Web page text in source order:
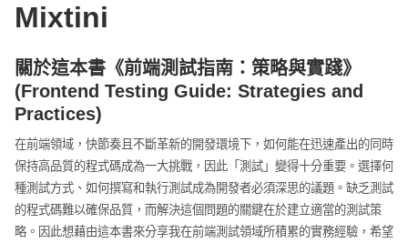
Mixtini
關於這本書《前端測試指南：策略與實踐》
(Frontend Testing Guide: Strategies and
Practices)
在前端領域，快節奏且不斷革新的開發環境下，如何能在迅速產出的同時
保持高品質的程式碼成為一大挑戰，因此「測試」變得十分重要。選擇何
種測試方式、如何撰寫和執行測試成為開發者必須深思的議題。缺乏測試
的程式碼難以確保品質，而解決這個問題的關鍵在於建立適當的測試策
略。因此想藉由這本書來分享我在前端測試領域所積累的實務經驗，希望